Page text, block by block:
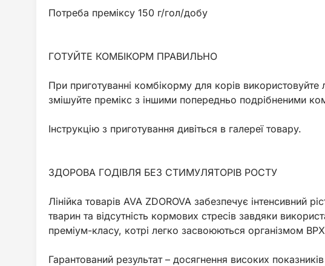
Потреба преміксу 150 г/гол/добу
ГОТУЙТЕ КОМБІКОРМ ПРАВИЛЬНО
При приготуванні комбікорму для корів використовуйте
змішуйте премікс з іншими попередньо подрібненими
Інструкцію з приготування дивіться в галереї товару.
ЗДОРОВА ГОДІВЛЯ БЕЗ СТИМУЛЯТОРІВ РОСТУ
Лінійка товарів AVA ZDOROVA забезпечує інтенсивний
тварин та відсутність кормових стресів завдяки
преміум-класу, котрі легко засвоюються організмом
Гарантований результат – досягнення високих